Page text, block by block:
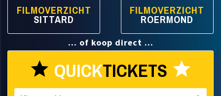
FILMOVERZICHT
SITTARD FILMOVERZICHT
ROERMOND
... of koop direct ...
star QUICKTICKETS star